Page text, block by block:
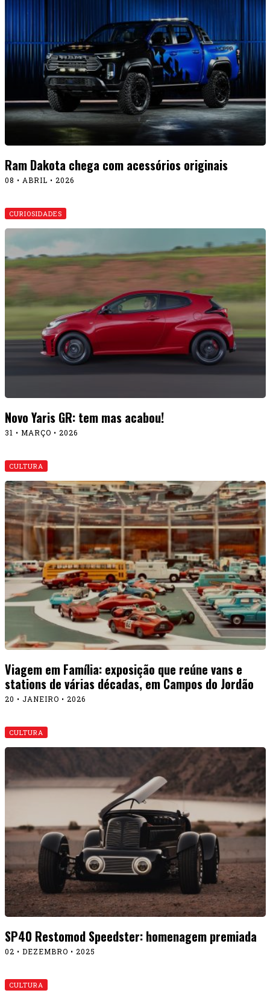
Ram Dakota chega com acessórios originais
08 • ABRIL • 2026
CURIOSIDADES
Novo Yaris GR: tem mas acabou!
31 • MARÇO • 2026
CULTURA
Viagem em Família: exposição que reúne vans e
stations de várias décadas, em Campos do Jordão
20 • JANEIRO • 2026
CULTURA
SP40 Restomod Speedster: homenagem premiada
02 • DEZEMBRO • 2025
CULTURA